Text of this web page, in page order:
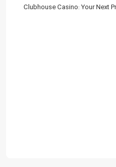
Clubhouse Casino: Your Next